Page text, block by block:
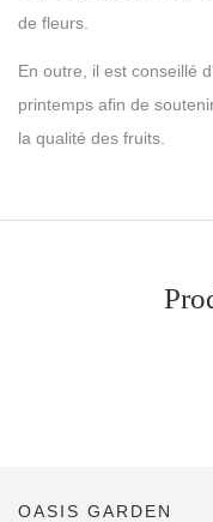
de fleurs.
En outre, il est conseillé
printemps afin de
la qualité des fruits.
OASIS GARDEN